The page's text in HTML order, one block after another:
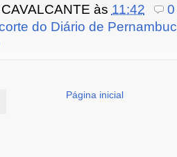
t
A
às 11:42
do Diário de
Página inicial